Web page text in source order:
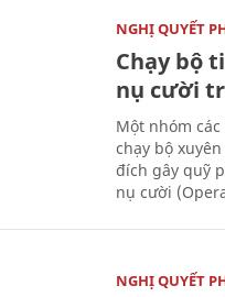
NGHỊ QUYẾT
Chạy bộ
nụ cười
Một nhóm
chạy bộ
đích gây quỹ
nụ cười
NGHỊ QUYẾT